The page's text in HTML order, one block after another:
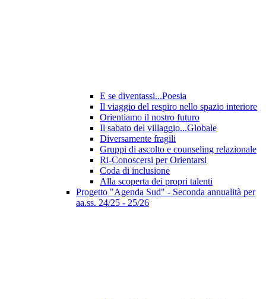
E se diventassi...Poesia
Il viaggio del respiro nello spazio interiore
Orientiamo il nostro futuro
Il sabato del villaggio...Globale
Diversamente fragili
Gruppi di ascolto e counseling relazionale
Ri-Conoscersi per Orientarsi
Coda di inclusione
Alla scoperta dei propri talenti
Progetto "Agenda Sud" - Seconda annualità per
aa.ss. 24/25 - 25/26